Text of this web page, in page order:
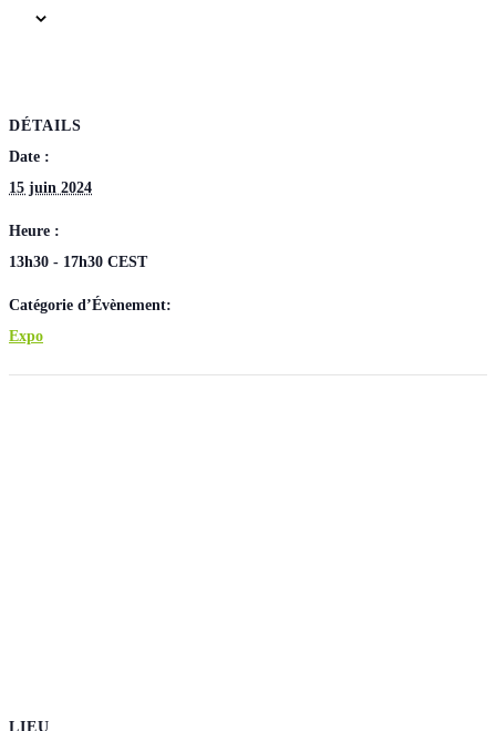
DÉTAILS
Date :
15 juin 2024
Heure :
13h30 - 17h30 CEST
Catégorie d’Évènement:
Expo
LIEU